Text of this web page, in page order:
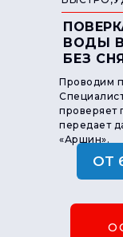
Проводим
проверяет
передает
«Аршин».
ВОДЫ
БЕЗ
ОТ